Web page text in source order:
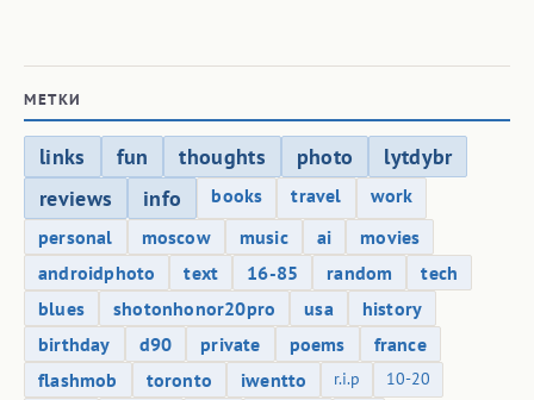
МЕТКИ
links fun thoughts photo
lytdybr
reviews
info books travel
work
personal
moscow music ai
movies
androidphoto
text 16-85 random
tech
blues
shotonhonor20pro usa
history
birthday
d90 private poems
france
flashmob
toronto iwentto r.i.p
10-20